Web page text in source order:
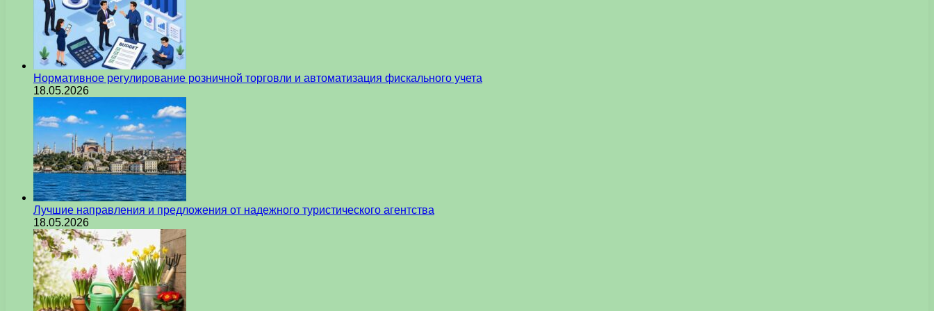
Нормативное регулирование розничной торговли и автоматизация фискального учета
18.05.2026
Лучшие направления и предложения от надежного туристического агентства
18.05.2026